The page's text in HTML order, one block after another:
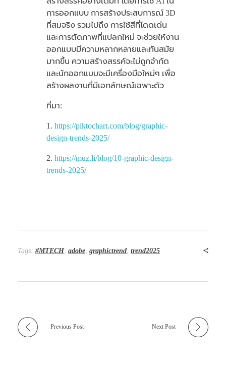
การออกแบบ การสร้างประสบการณ์ 3D
ที่สมจริง รวมไปถึง การใช้สีที่โดดเด่น
และการตัดภาพที่แปลกใหม่ จะช่วยให้งาน
ออกแบบมีความหลากหลายและทันสมัย
มากขึ้น ความสร้างสรรค์จะไม่ถูกจำกัด
และนักออกแบบจะมีเครื่องมือใหม่ๆ เพื่อ
สร้างผลงานที่มีเอกลักษณ์เฉพาะตัว
ที่มา:
1. https://piktochart.com/blog/graphic-
design-trends-2025/
2. https://muz.li/blog/10-graphic-design-
trends-2025/
Tags: #MTECH, adobe, graphictrend, trend2025
Previous Post Next Post